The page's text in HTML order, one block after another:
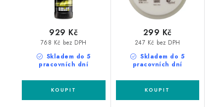
Skladem do 5
pracovních dní
768 Kč bez DPH
929 Kč
Skladem do 5
pracovních dní
247 Kč bez DPH
299 Kč